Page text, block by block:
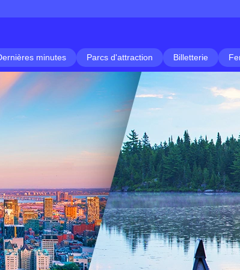
minutes Parcs d'attraction Billetterie